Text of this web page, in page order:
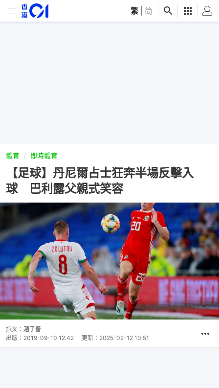
繁 简
體育 即時體育
【足球】丹尼爾占士狂奔半場反擊入
球 巴利露父親式笑容
撰文： 趙子晉
出版： 2019-09-10 12:42 更新： 2025-02-12 10:51